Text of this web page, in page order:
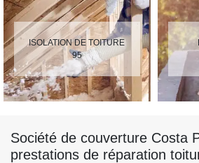
ISOLATION DE TOITURE
95
Société de couverture Costa
prestations de réparation